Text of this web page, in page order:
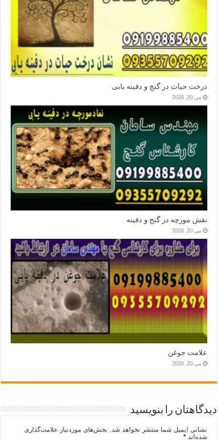
درخت حیات در گنج و دفینه یابی
می 20, 2026
نقش مورچه در گنج و دفینه
می 20, 2026
علامت جوغن
می 20, 2026
دیدگاهتان را بنویسید
نشانی ایمیل شما منتشر نخواهد شد. بخش‌های موردنیاز علامت‌گذاری
شده‌اند*